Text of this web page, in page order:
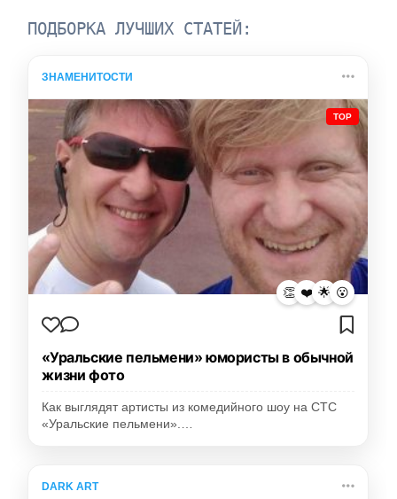
ПОДБОРКА ЛУЧШИХ СТАТЕЙ:
ЗНАМЕНИТОСТИ
TOP
👏 ❤️ 🌟 😮
«Уральские пельмени» юмористы в обычной
жизни фото
Как выглядят артисты из комедийного шоу на СТС
«Уральские пельмени».…
DARK ART